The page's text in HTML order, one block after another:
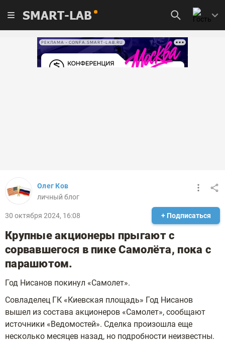
SMART-LAB
РЕКЛАМА • CONFA.SMART-LAB.RU
Олег Ков
личный блог
30 октября 2024, 16:08 + Подписаться
Крупные акционеры прыгают с
сорвавшегося в пике Самолёта, пока с
парашютом.
Год Нисанов покинул «Самолет».
Совладелец ГК «Киевская площадь» Год Нисанов
вышел из состава акционеров «Самолет», сообщают
источники «Ведомостей». Сделка произошла еще
несколько месяцев назад, но подробности неизвестны.